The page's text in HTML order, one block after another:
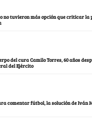
no tuvieron más opción que criticar la
del cura Camilo Torres, 60 años
del Ejército
comentar fútbol, la solución de Iván